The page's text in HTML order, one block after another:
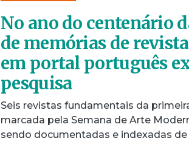
No ano do centenário
de memórias de
em portal português
pesquisa
Seis revistas fundamentais da
marcada pela Semana de Arte
sendo documentadas e indexadas